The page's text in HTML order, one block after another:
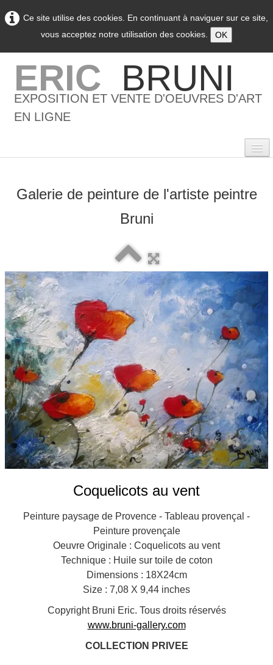
Ce site utilise des cookies. En continuant à naviguer sur ce site,
vous acceptez notre utilisation des cookies.
OK
ERIC BRUNI
EXPOSITION ET VENTE D'OEUVRES D'ART
EN LIGNE
0
Galeries▼
Vente▼
Boutique
Contact
Newsletter
BLOG
Français
Galerie de peinture de l'artiste peintre
Bruni
Coquelicots au vent
Peinture paysage de Provence - Tableau provençal -
Peinture provençale
Oeuvre Originale : Coquelicots au vent
Technique : Huile sur toile de coton
Dimensions : 18X24cm
Size : 7,08 X 9,44 inches
Copyright Bruni Eric. Tous droits réservés
www.bruni-gallery.com
COLLECTION PRIVEE